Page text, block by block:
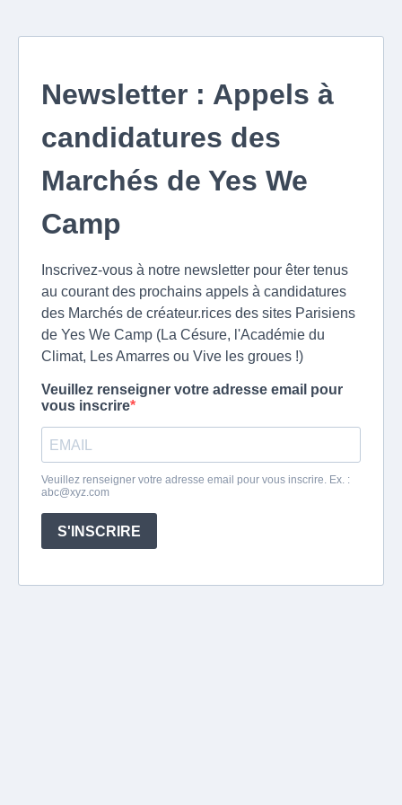
Newsletter : Appels à
candidatures des
Marchés de Yes We
Camp
Inscrivez-vous à notre newsletter pour êter tenus
au courant des prochains appels à candidatures
des Marchés de créateur.rices des sites Parisiens
de Yes We Camp (La Césure, l'Académie du
Climat, Les Amarres ou Vive les groues !)
Veuillez renseigner votre adresse email pour
vous inscrire
Veuillez renseigner votre adresse email pour vous inscrire. Ex. :
abc@xyz.com
S'INSCRIRE